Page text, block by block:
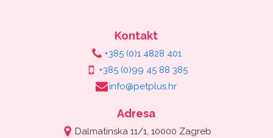
Kontakt
+385 (0)1 4828 401
+385 (0)99 45 88 385
info@petplus.hr
Adresa
Dalmatinska 11/1, 10000 Zagreb